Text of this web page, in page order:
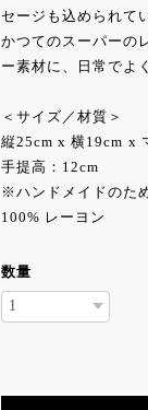
セージも込められて
かつてのスーパーの
ー素材に、日常でよ
＜サイズ／材質＞
縦25cm x 横19cm x
手提高：12cm
※ハンドメイドのた
100% レーヨン
数量